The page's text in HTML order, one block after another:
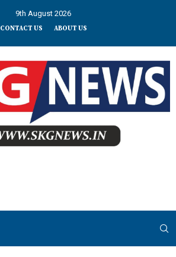
9th August 2026
CONTACT US ABOUT US